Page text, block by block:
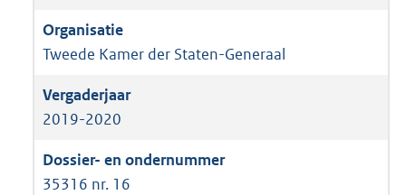
Tweede Kamer der Staten-Generaal
2019-2020
35316 nr. 16